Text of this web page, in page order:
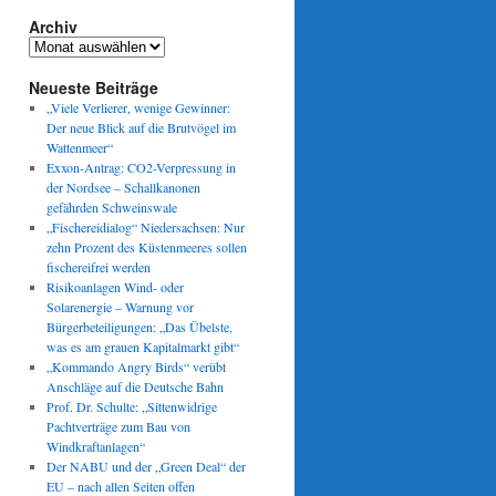
Archiv
Archiv
Neueste Beiträge
„Viele Verlierer, wenige Gewinner:
Der neue Blick auf die Brutvögel im
Wattenmeer“
Exxon-Antrag: CO2-Verpressung in
der Nordsee – Schallkanonen
gefährden Schweinswale
„Fischereidialog“ Niedersachsen: Nur
zehn Prozent des Küstenmeeres sollen
fischereifrei werden
Risikoanlagen Wind- oder
Solarenergie – Warnung vor
Bürgerbeteiligungen: „Das Übelste,
was es am grauen Kapitalmarkt gibt“
„Kommando Angry Birds“ verübt
Anschläge auf die Deutsche Bahn
Prof. Dr. Schulte: „Sittenwidrige
Pachtverträge zum Bau von
Windkraftanlagen“
Der NABU und der „Green Deal“ der
EU – nach allen Seiten offen